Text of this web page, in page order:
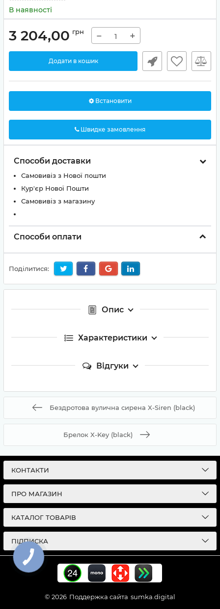
В наявності
3 204,00 грн − +
Додати в кошик
Встановити
Швидке замовлення
Способи доставки
Самовивіз з Нової пошти
Кур'єр Нової Пошти
Самовивіз з магазину
Способи оплати
Поділитися:
Опис
Характеристики
Відгуки
Бездротова вулична сирена X-Siren (black)
Брелок X-Key (black)
КОНТАКТИ
ПРО МАГАЗИН
КАТАЛОГ ТОВАРІВ
ПІДПИСКА
© 2026 Поддержка сайта sumka.digital